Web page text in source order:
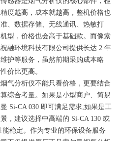
度越高，成本就越高，整机价格也
、数据存储、无线通讯、热敏打
型，价格也会高于基础款。而像索
融环境科技有限公司提供长达 2 年
护等服务，虽然前期采购成本略
价比更高。
分析仪不能只看价格，更要结合
综合考量。如果是小型商户、简易
Si-CA 030 即可满足需求;如果是工
，建议选择中高端的 Si-CA 130 或
能稳定。作为专业的环保设备服务